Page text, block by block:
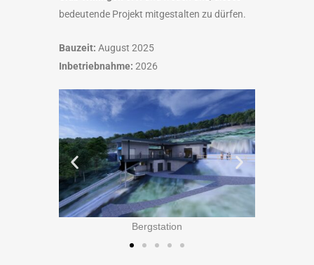
bedeutende Projekt mitgestalten zu dürfen.
Bauzeit: August 2025
Inbetriebnahme: 2026
Bergstation